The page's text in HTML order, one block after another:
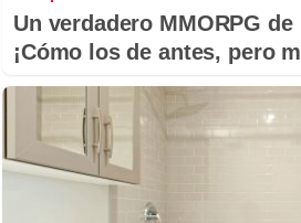
Un verdadero MMORPG
¡Cómo los de antes, pero